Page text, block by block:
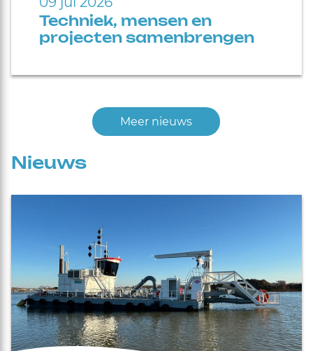
Techniek, mensen en
projecten samenbrengen
Meer nieuws
Nieuws